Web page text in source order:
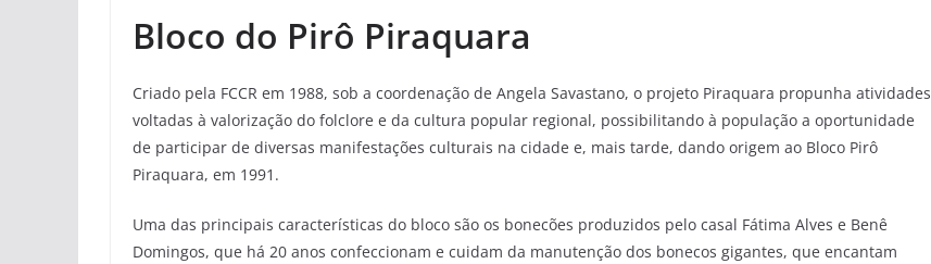
Bloco do Pirô Piraquara
Criado pela FCCR em 1988, sob a coordenação de Angela Savastano, o projeto Piraquara propunha atividades
voltadas à valorização do folclore e da cultura popular regional, possibilitando à população a oportunidade
de participar de diversas manifestações culturais na cidade e, mais tarde, dando origem ao Bloco Pirô
Piraquara, em 1991.
Uma das principais características do bloco são os bonecões produzidos pelo casal Fátima Alves e Benê
Domingos, que há 20 anos confeccionam e cuidam da manutenção dos bonecos gigantes, que encantam